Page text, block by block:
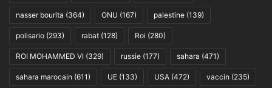
nasser bourita (364) ONU (167) palestine (139)
polisario (293) rabat (128) Roi (280)
ROI MOHAMMED VI (329) russie (177) sahara (471)
sahara marocain (611) UE (133) USA (472) vaccin (235)